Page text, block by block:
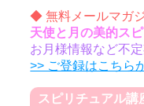
◆ 無料メールマガ
天使と月の美的ス
お月様情報など不
>> ご登録はこちら
スピリチュアル